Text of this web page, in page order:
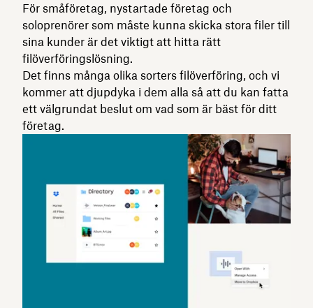
För småföretag, nystartade företag och
soloprenörer som måste kunna skicka stora filer till
sina kunder är det viktigt att hitta rätt
filöverföringslösning.
Det finns många olika sorters filöverföring, och vi
kommer att djupdyka i dem alla så att du kan fatta
ett välgrundat beslut om vad som är bäst för ditt
företag.